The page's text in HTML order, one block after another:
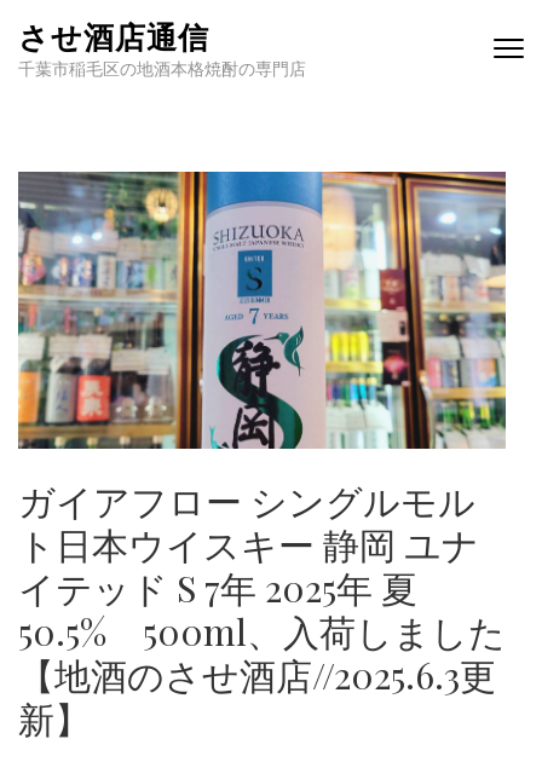
させ酒店通信
千葉市稲毛区の地酒本格焼酎の専門店
ガイアフロー シングルモル
ト日本ウイスキー 静岡 ユナ
イテッド S 7年 2025年 夏
50.5% 500ml、入荷しました
【地酒のさせ酒店//2025.6.3更
新】